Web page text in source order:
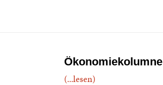
Ökonomiekolumne
(...lesen)